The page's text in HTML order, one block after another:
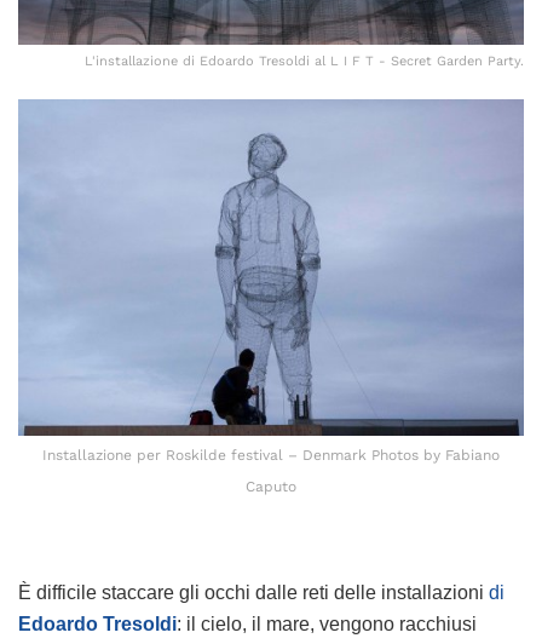
L'installazione di Edoardo Tresoldi al L I F T - Secret Garden Party.
Installazione per Roskilde festival – Denmark Photos by Fabiano
Caputo
È difficile staccare gli occhi dalle reti delle installazioni di
Edoardo Tresoldi: il cielo, il mare, vengono racchiusi